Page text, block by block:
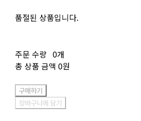
품절된 상품입니다.
주문 수량 0개
총 상품 금액 0원
구매하기
장바구니에 담기